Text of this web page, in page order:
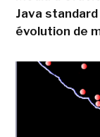
Java
évolution de